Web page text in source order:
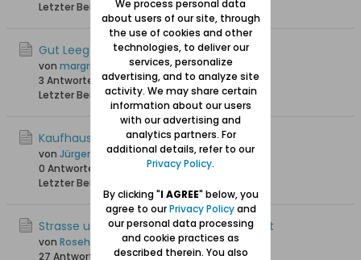
Letzter Beitrag
25.10.2025, 15:17
Gut Leeg Striess
von margritk
3 Antworten
2.272 Hits0 Likes
Letzter Beitrag28.08.2025, 22:02
Kaufhaus Freyman
von Jürgen_W
0 Antworten
2.467 Hits0 Likes
Letzter Beitrag
Strasse und Hausnummer von Geburtsort
von Roseho49
27 Antworten
4.537 Hits0 Likes
We process personal data
about users of our site, through
the use of cookies and other
technologies, to deliver our
services, personalize
advertising, and to analyze site
activity. We may share certain
information about our users
with our advertising and
analytics partners. For
additional details, refer to our
Privacy Policy.
By clicking "I AGREE" below, you
agree to ourPrivacy Policyand
our personal data processing
and cookie practices as
described therein. You also